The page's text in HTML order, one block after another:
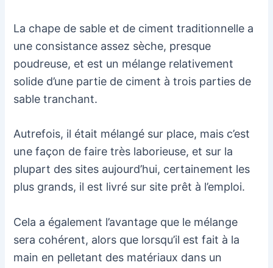
La chape de sable et de ciment traditionnelle a
une consistance assez sèche, presque
poudreuse, et est un mélange relativement
solide d’une partie de ciment à trois parties de
sable tranchant.
Autrefois, il était mélangé sur place, mais c’est
une façon de faire très laborieuse, et sur la
plupart des sites aujourd’hui, certainement les
plus grands, il est livré sur site prêt à l’emploi.
Cela a également l’avantage que le mélange
sera cohérent, alors que lorsqu’il est fait à la
main en pelletant des matériaux dans un